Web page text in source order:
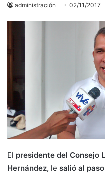
administración 02/11/2017
El presidente del Consejo
Hernández, le salió al